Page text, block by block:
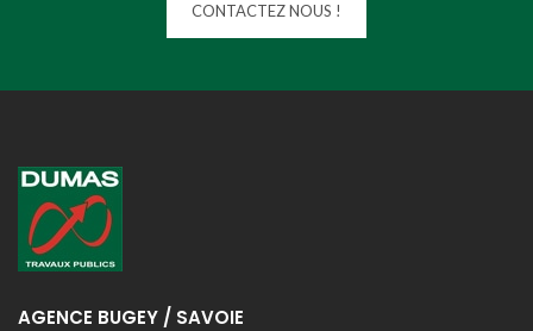
CONTACTEZ NOUS !
AGENCE BUGEY / SAVOIE